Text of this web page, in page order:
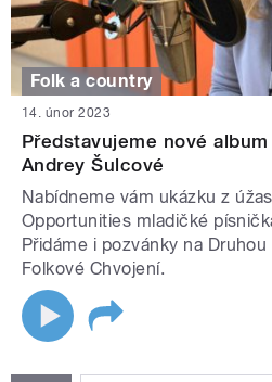
Folk a country
14. únor 2023
Představujeme nové
Andrey Šulcové
Nabídneme vám ukázku z
Opportunities mladičké
Přidáme i pozvánky na
Folkové Chvojení.